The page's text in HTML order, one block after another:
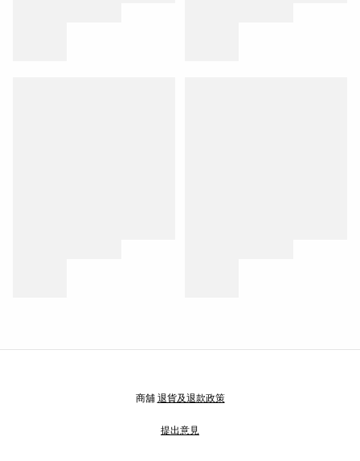
商舖 退貨及退款政策
提出意見